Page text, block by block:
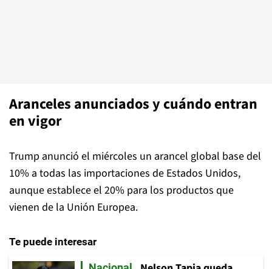
Aranceles anunciados y cuándo entran
en vigor
Trump anunció el miércoles un arancel global base del
10% a todas las importaciones de Estados Unidos,
aunque establece el 20% para los productos que
vienen de la Unión Europea.
Te puede interesar